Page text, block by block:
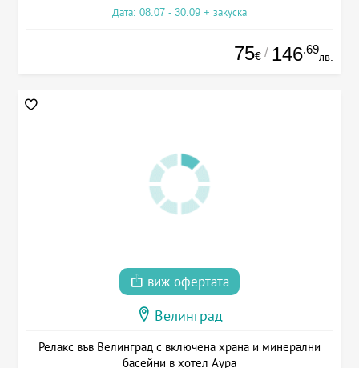
Дата: 08.07 - 30.09 + закуска
75€ / 146.69
лв.
виж офертата
Велинград
Релакс във Велинград с включена храна и минерални
басейни в хотел Аура